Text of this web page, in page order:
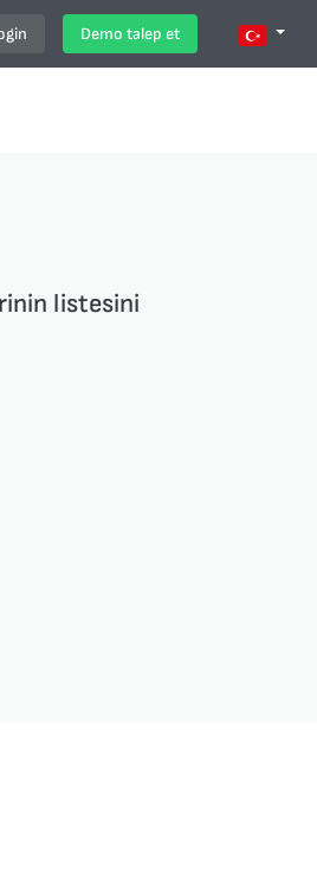
Demo talep et
listesini